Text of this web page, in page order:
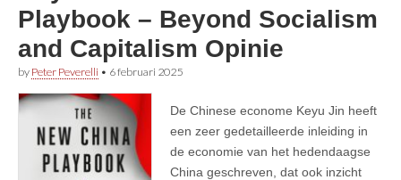
Playbook – Beyond Socialism
and Capitalism Opinie
by Peter Peverelli • 6 februari 2025
De Chinese econome Keyu Jin heeft
een zeer gedetailleerde inleiding in
de economie van het hedendaagse
China geschreven, dat ook inzicht